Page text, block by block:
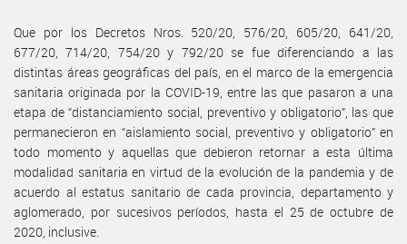
Que por los Decretos Nros. 520/20, 576/20, 605/20, 641/20,
677/20, 714/20, 754/20 y 792/20 se fue diferenciando a las
distintas áreas geográficas del país, en el marco de la emergencia
sanitaria originada por la COVID-19, entre las que pasaron a una
etapa de “distanciamiento social, preventivo y obligatorio”, las que
permanecieron en “aislamiento social, preventivo y obligatorio” en
todo momento y aquellas que debieron retornar a esta última
modalidad sanitaria en virtud de la evolución de la pandemia y de
acuerdo al estatus sanitario de cada provincia, departamento y
aglomerado, por sucesivos períodos, hasta el 25 de octubre de
2020, inclusive.